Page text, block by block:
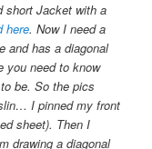
short Jacket with a
here. Now I need a
and has a diagonal
you need to know
be. So the pics
I pinned my front
sheet). Then I
drawing a diagonal